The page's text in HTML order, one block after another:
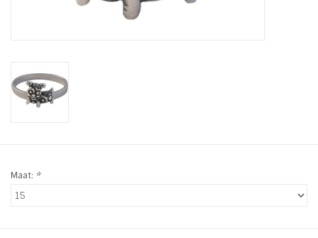
ON THE BEACH
Charmin*s
LIFESTYLE PRODUCTEN
Maat: *